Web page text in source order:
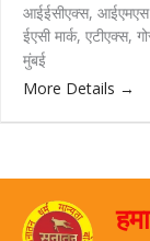
आईईसीएक्स
ईएसी मार्क एटीएक्स
मुंबई
More Details